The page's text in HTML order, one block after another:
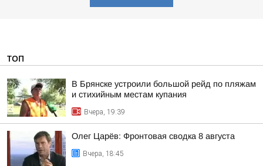
ТОП
В Брянске устроили большой рейд по пляжам
и стихийным местам купания
Вчера, 19:39
Олег Царёв: Фронтовая сводка 8 августа
Вчера, 18:45